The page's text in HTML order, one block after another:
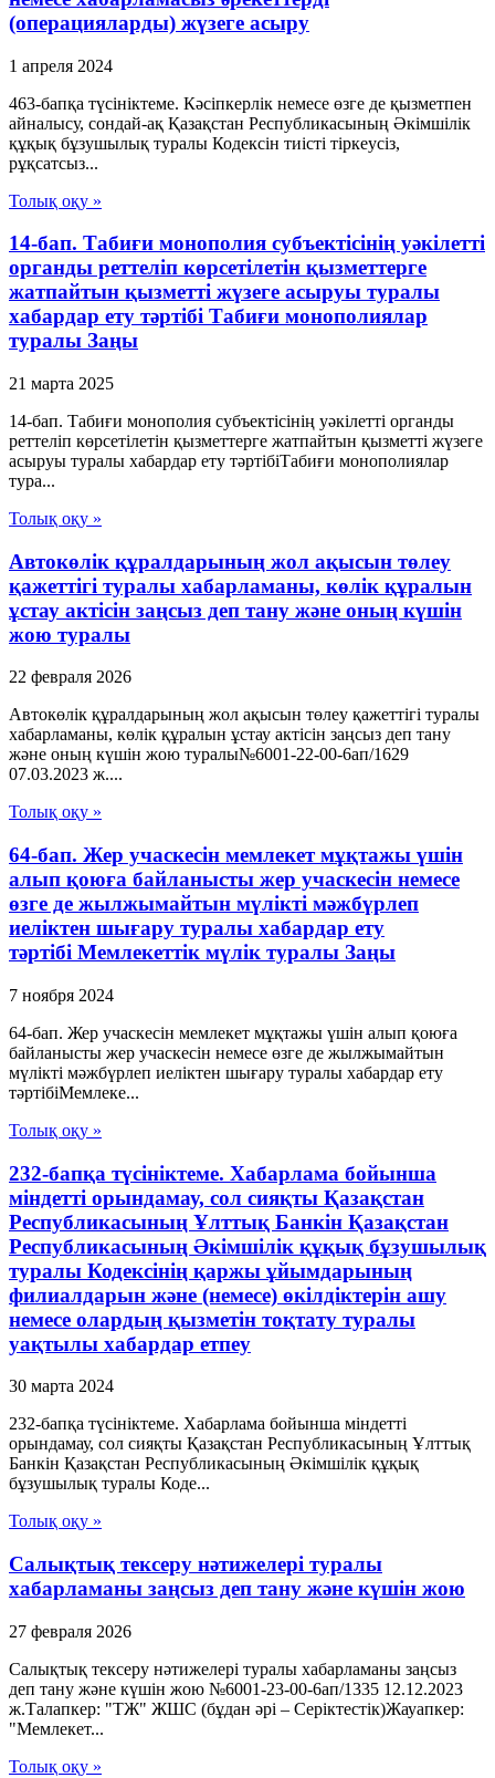
(операцияларды) жүзеге асыру
1 апреля 2024
463-бапқа түсініктеме. Кәсіпкерлік немесе өзге де қызметпен
айналысу, сондай-ақ Қазақстан Республикасының Әкімшілік
құқық бұзушылық туралы Кодексін тиісті тіркеусіз,
рұқсатсыз...
Толық оқу »
14-бап. Табиғи монополия субъектісінің уәкілетті
органды реттеліп көрсетілетін қызметтерге
жатпайтын қызметті жүзеге асыруы туралы
хабардар ету тәртібі Табиғи монополиялар
туралы Заңы
21 марта 2025
14-бап. Табиғи монополия субъектісінің уәкілетті органды
реттеліп көрсетілетін қызметтерге жатпайтын қызметті жүзеге
асыруы туралы хабардар ету тәртібіТабиғи монополиялар
тура...
Толық оқу »
Автокөлік құралдарының жол ақысын төлеу
қажеттігі туралы хабарламаны, көлік құралын
ұстау актісін заңсыз деп тану және оның күшін
жою туралы
22 февраля 2026
Автокөлік құралдарының жол ақысын төлеу қажеттігі туралы
хабарламаны, көлік құралын ұстау актісін заңсыз деп тану
және оның күшін жою туралы№6001-22-00-6ап/1629
07.03.2023 ж....
Толық оқу »
64-бап. Жер учаскесін мемлекет мұқтажы үшін
алып қоюға байланысты жер учаскесін немесе
өзге де жылжымайтын мүлікті мәжбүрлеп
иеліктен шығару туралы хабардар ету
тәртібі Мемлекеттік мүлік туралы Заңы
7 ноября 2024
64-бап. Жер учаскесін мемлекет мұқтажы үшін алып қоюға
байланысты жер учаскесін немесе өзге де жылжымайтын
мүлікті мәжбүрлеп иеліктен шығару туралы хабардар ету
тәртібіМемлеке...
Толық оқу »
232-бапқа түсініктеме. Хабарлама бойынша
міндетті орындамау, сол сияқты Қазақстан
Республикасының Ұлттық Банкін Қазақстан
Республикасының Әкімшілік құқық бұзушылық
туралы Кодексінің қаржы ұйымдарының
филиалдарын және (немесе) өкілдіктерін ашу
немесе олардың қызметін тоқтату туралы
уақтылы хабардар етпеу
30 марта 2024
232-бапқа түсініктеме. Хабарлама бойынша міндетті
орындамау, сол сияқты Қазақстан Республикасының Ұлттық
Банкін Қазақстан Республикасының Әкімшілік құқық
бұзушылық туралы Коде...
Толық оқу »
Салықтық тексеру нәтижелері туралы
хабарламаны заңсыз деп тану және күшін жою
27 февраля 2026
Салықтық тексеру нәтижелері туралы хабарламаны заңсыз
деп тану және күшін жою №6001-23-00-6ап/1335 12.12.2023
ж.Талапкер: "ТЖ" ЖШС (бұдан әрі – Серіктестік)Жауапкер:
"Мемлекет...
Толық оқу »